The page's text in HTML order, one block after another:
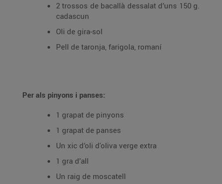
2 trossos de bacallà dessalat d’uns 150 g.
cadascun
Oli de gira-sol
Pell de taronja, farigola, romaní
Per als pinyons i panses:
1 grapat de pinyons
1 grapat de panses
Un xic d’oli d'oliva verge extra
1 gra d’all
Un raig de moscatell